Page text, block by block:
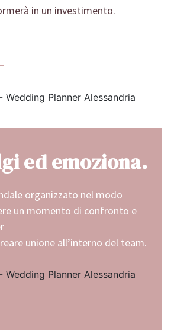
in un investimento.
ed emoziona.
organizzato nel modo
un momento di confronto e
unione all’interno del team.